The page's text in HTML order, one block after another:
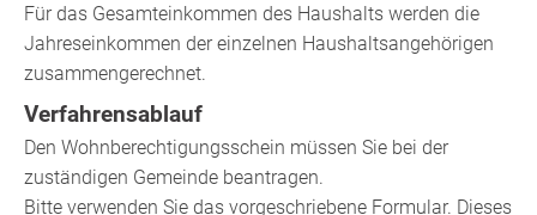
Für das Gesamteinkommen des Haushalts werden die
Jahreseinkommen der einzelnen Haushaltsangehörigen
zusammengerechnet.
Verfahrensablauf
Den Wohnberechtigungsschein müssen Sie bei der
zuständigen Gemeinde beantragen.
Bitte verwenden Sie das vorgeschriebene Formular. Dieses